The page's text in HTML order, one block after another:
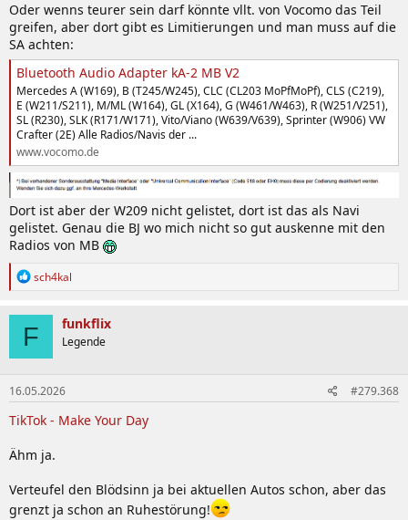
Oder wenns teurer sein darf könnte vllt. von Vocomo das Teil
greifen, aber dort gibt es Limitierungen und man muss auf die
SA achten:
Bluetooth Audio Adapter kA-2 MB V2
Mercedes A (W169), B (T245/W245), CLC (CL203 MoPfMoPf), CLS (C219),
E (W211/S211), M/ML (W164), GL (X164), G (W461/W463), R (W251/V251),
SL (R230), SLK (R171/W171), Vito/Viano (W639/V639), Sprinter (W906) VW
Crafter (2E) Alle Radios/Navis der ...
www.vocomo.de
Dort ist aber der W209 nicht gelistet, dort ist das als Navi
gelistet. Genau die BJ wo mich nicht so gut auskenne mit den
Radios von MB
R
k
t
o
n
e
n
:
sch4kal
F funkflix
Legende
16.05.2026 #279.368
TikTok - Make Your Day
Ähm ja.
Verteufel den Blödsinn ja bei aktuellen Autos schon, aber das
grenzt ja schon an Ruhestörung!